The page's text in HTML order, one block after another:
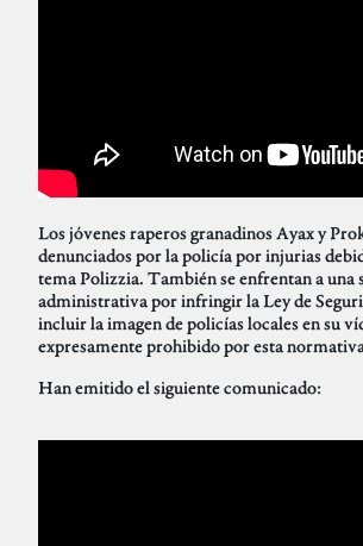
Los jóvenes raperos granadinos Ayax y
denunciados por la policía por injurias
tema Polizzia. También se enfrentan a una
administrativa por infringir la Ley de
incluir la imagen de policías locales en su
expresamente prohibido por esta
Han emitido el siguiente comunicado: